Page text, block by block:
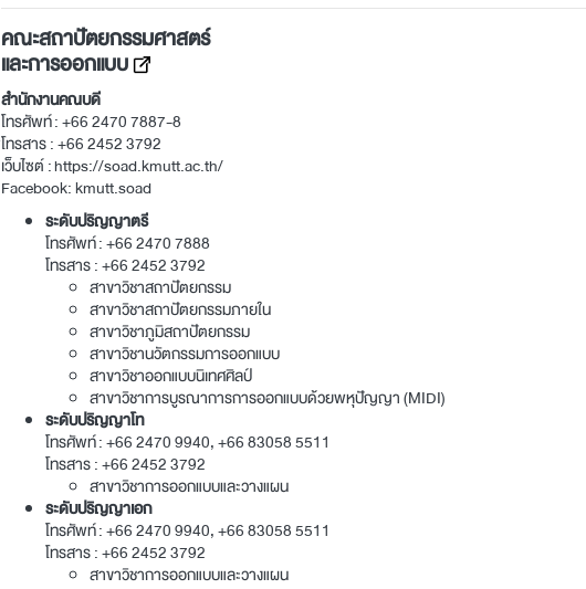
คณะสถาปัตยกรรมศาสตร์
และการออกแบบ
สำนักงานคณบดี
โทรศัพท์ :+66 2470 7887-8
โทรสาร : +66 2452 3792
เว็บไซต์ :https://soad.kmutt.ac.th/
Facebook:kmutt.soad
ระดับปริญญาตรี
โทรศัพท์ :+66 2470 7888
โทรสาร : +66 2452 3792
สาขาวิชาสถาปัตยกรรม
สาขาวิชาสถาปัตยกรรมภายใน
สาขาวิชาภูมิสถาปัตยกรรม
สาขาวิชานวัตกรรมการออกแบบ
สาขาวิชาออกแบบนิเทศศิลป์
สาขาวิชาการบูรณาการการออกแบบด้วยพหุปัญญา (MIDI)
ระดับปริญญาโท
โทรศัพท์ :+66 2470 9940, +66 83058 5511
โทรสาร : +66 2452 3792
สาขาวิชาการออกแบบและวางแผน
ระดับปริญญาเอก
โทรศัพท์ :+66 2470 9940, +66 83058 5511
โทรสาร : +66 2452 3792
สาขาวิชาการออกแบบและวางแผน